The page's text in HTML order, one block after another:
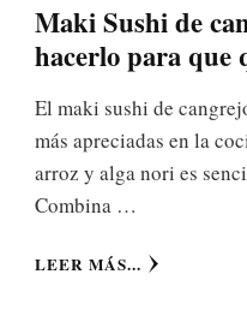
Maki Sushi de
hacerlo para que
El maki sushi de
más apreciadas en la
arroz y alga nori es
Combina …
LEER MÁS...